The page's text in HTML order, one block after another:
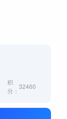
积
分：
32460